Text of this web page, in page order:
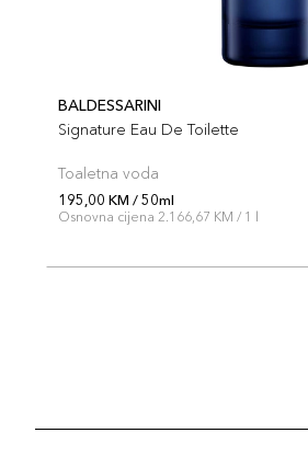
BALDESSARINI
Signature Eau De Toilette
Toaletna voda
195,00 KM / 50ml
Osnovna cijena 2.166,67 KM / 1 l